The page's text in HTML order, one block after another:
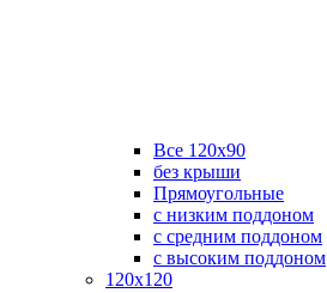
Все 120х90
без крыши
Прямоугольные
с низким поддоном
с средним поддоном
с высоким поддоном
120х120